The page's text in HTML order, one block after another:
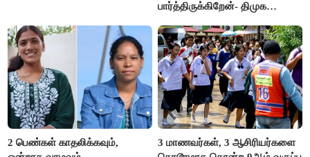
பார்த்திருக்கிறேன்- திமுக
2 பெண்கள் காதலிக்கவும்,
3 மாணவர்கள், 3 ஆசிரியர்களை